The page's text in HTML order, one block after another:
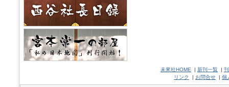
未來社HOME | 新刊一覧 |
リンク
| お問合せ | 個